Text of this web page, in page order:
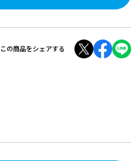
この商品をシェアする